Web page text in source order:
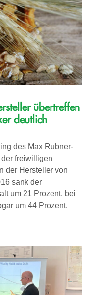
übertreffen
deutlich
des Max Rubner-
der freiwilligen
der Hersteller von
sank der
um 21 Prozent, bei
um 44 Prozent.